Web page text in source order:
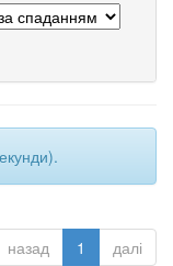
назад 1 далі